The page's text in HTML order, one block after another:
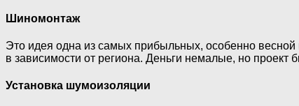
Шиномонтаж
Это идея одна из самых прибыльных, особенно
в зависимости от региона. Деньги немалые, но проект
Установка шумоизоляции